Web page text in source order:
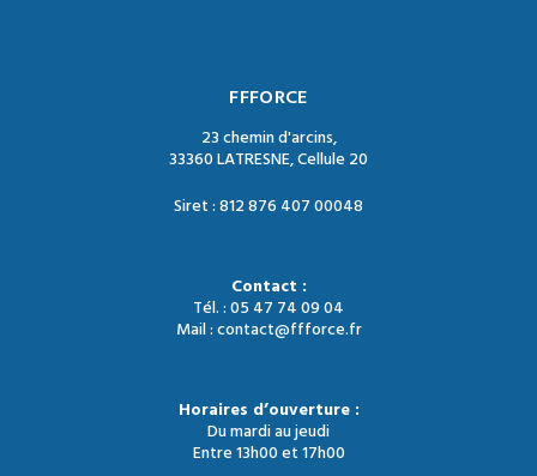
FFFORCE
23 chemin d'arcins,
33360 LATRESNE, Cellule 20
Siret : 812 876 407 00048
Contact :
Tél. : 05 47 74 09 04
Mail : contact@ffforce.fr
Horaires d’ouverture :
Du mardi au jeudi
Entre 13h00 et 17h00